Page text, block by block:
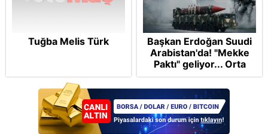
Tuğba Melis Türk
Başkan Erdoğan Suudi
Arabistan'da! "Mekke
Paktı" geliyor... Orta
Doğu’nun kaderi
şekilleniyor